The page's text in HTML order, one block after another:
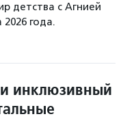
детства с Агнией
года.
инклюзивный